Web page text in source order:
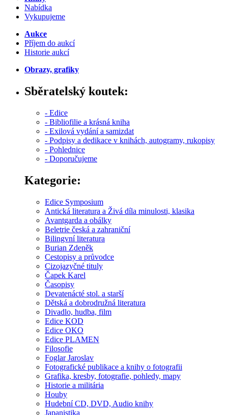
Nabídka
Vykupujeme
Aukce
Příjem do aukcí
Historie aukcí
Obrazy, grafiky
Sběratelský koutek:
- Edice
- Bibliofilie a krásná kniha
- Exilová vydání a samizdat
- Podpisy a dedikace v knihách, autogramy, rukopisy
- Pohlednice
- Doporučujeme
Kategorie:
Edice Symposium
Antická literatura a Živá díla minulosti, klasika
Avantgarda a obálky
Beletrie česká a zahraniční
Bilingvní literatura
Burian Zdeněk
Cestopisy a průvodce
Cizojazyčné tituly
Čapek Karel
Časopisy
Devatenácté stol. a starší
Dětská a dobrodružná literatura
Divadlo, hudba, film
Edice KOD
Edice OKO
Edice PLAMEN
Filosofie
Foglar Jaroslav
Fotografické publikace a knihy o fotografii
Grafika, kresby, fotografie, pohledy, mapy
Historie a militária
Houby
Hudební CD, DVD, Audio knihy
Japanistika